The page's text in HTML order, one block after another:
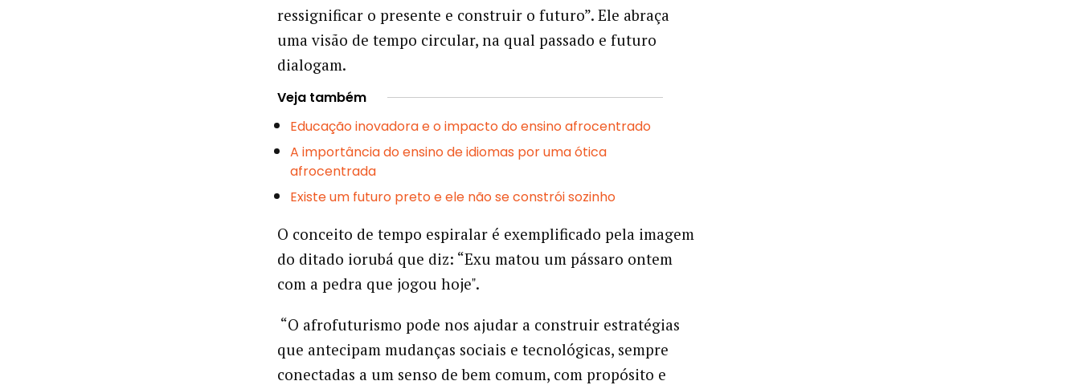
ressignificar o presente e construir o futuro”. Ele abraça
uma visão de tempo circular, na qual passado e futuro
dialogam.
Veja também
Educação inovadora e o impacto do ensino afrocentrado
A importância do ensino de idiomas por uma ótica
afrocentrada
Existe um futuro preto e ele não se constrói sozinho
O conceito de tempo espiralar é exemplificado pela imagem
do ditado iorubá que diz: “Exu matou um pássaro ontem
com a pedra que jogou hoje".
“O afrofuturismo pode nos ajudar a construir estratégias
que antecipam mudanças sociais e tecnológicas, sempre
conectadas a um senso de bem comum, com propósito e